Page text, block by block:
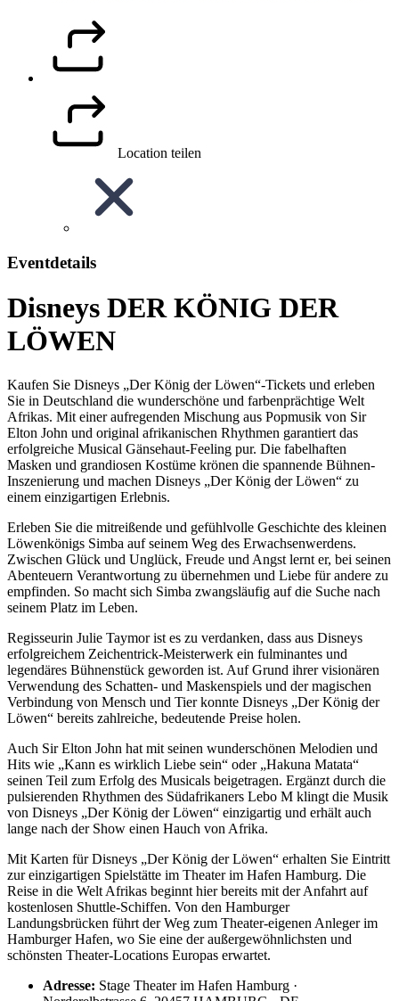
Location teilen
Eventdetails
Disneys DER KÖNIG DER
LÖWEN
Kaufen Sie Disneys „Der König der Löwen“-Tickets und erleben
Sie in Deutschland die wunderschöne und farbenprächtige Welt
Afrikas. Mit einer aufregenden Mischung aus Popmusik von Sir
Elton John und original afrikanischen Rhythmen garantiert das
erfolgreiche Musical Gänsehaut-Feeling pur. Die fabelhaften
Masken und grandiosen Kostüme krönen die spannende Bühnen-
Inszenierung und machen Disneys „Der König der Löwen“ zu
einem einzigartigen Erlebnis.
Erleben Sie die mitreißende und gefühlvolle Geschichte des kleinen
Löwenkönigs Simba auf seinem Weg des Erwachsenwerdens.
Zwischen Glück und Unglück, Freude und Angst lernt er, bei seinen
Abenteuern Verantwortung zu übernehmen und Liebe für andere zu
empfinden. So macht sich Simba zwangsläufig auf die Suche nach
seinem Platz im Leben.
Regisseurin Julie Taymor ist es zu verdanken, dass aus Disneys
erfolgreichem Zeichentrick-Meisterwerk ein fulminantes und
legendäres Bühnenstück geworden ist. Auf Grund ihrer visionären
Verwendung des Schatten- und Maskenspiels und der magischen
Verbindung von Mensch und Tier konnte Disneys „Der König der
Löwen“ bereits zahlreiche, bedeutende Preise holen.
Auch Sir Elton John hat mit seinen wunderschönen Melodien und
Hits wie „Kann es wirklich Liebe sein“ oder „Hakuna Matata“
seinen Teil zum Erfolg des Musicals beigetragen. Ergänzt durch die
pulsierenden Rhythmen des Südafrikaners Lebo M klingt die Musik
von Disneys „Der König der Löwen“ einzigartig und erhält auch
lange nach der Show einen Hauch von Afrika.
Mit Karten für Disneys „Der König der Löwen“ erhalten Sie Eintritt
zur einzigartigen Spielstätte im Theater im Hafen Hamburg. Die
Reise in die Welt Afrikas beginnt hier bereits mit der Anfahrt auf
kostenlosen Shuttle-Schiffen. Von den Hamburger
Landungsbrücken führt der Weg zum Theater-eigenen Anleger im
Hamburger Hafen, wo Sie eine der außergewöhnlichsten und
schönsten Theater-Locations Europas erwartet.
Adresse: Stage Theater im Hafen Hamburg ·